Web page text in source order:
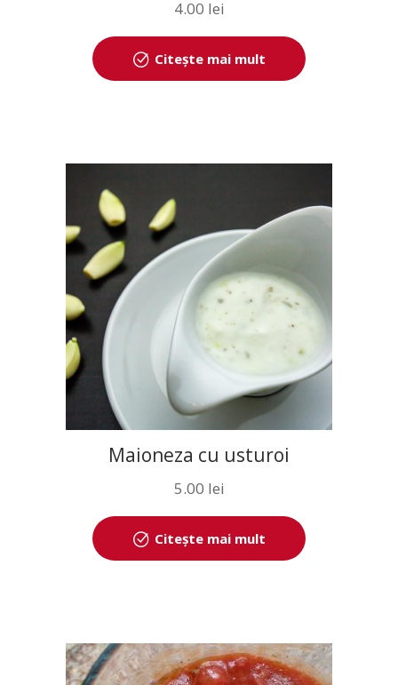
4.00 lei
Citește mai mult
Maioneza cu usturoi
5.00 lei
Citește mai mult